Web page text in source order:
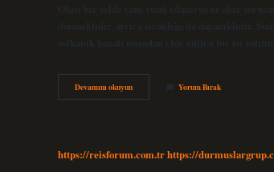
Olası bir selde cam yünü ıslanırsa ne olur
dayanıklıdır, ayrıca sıcaklığa da
volkanik bazalt taşından elde edilen bir ısı
Devamını okuyunCam
Yünü
Yorum Bırak
https://reisforum.com.trhttps://